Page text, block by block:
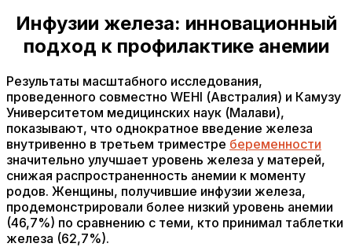
Инфузии железа: инновационный
подход к профилактике анемии
Результаты масштабного исследования,
проведенного совместно WEHI (Австралия) и Камузу
Университетом медицинских наук (Малави),
показывают, что однократное введение железа
внутривенно в третьем триместре беременности
значительно улучшает уровень железа у матерей,
снижая распространенность анемии к моменту
родов. Женщины, получившие инфузии железа,
продемонстрировали более низкий уровень анемии
(46,7%) по сравнению с теми, кто принимал таблетки
железа (62,7%).